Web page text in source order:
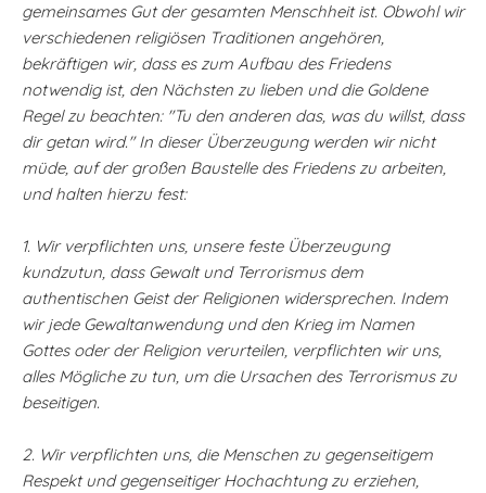
gemeinsames Gut der gesamten Menschheit ist. Obwohl wir
verschiedenen religiösen Traditionen angehören,
bekräftigen wir, dass es zum Aufbau des Friedens
notwendig ist, den Nächsten zu lieben und die Goldene
Regel zu beachten: "Tu den anderen das, was du willst, dass
dir getan wird." In dieser Überzeugung werden wir nicht
müde, auf der großen Baustelle des Friedens zu arbeiten,
und halten hierzu fest:
1. Wir verpflichten uns, unsere feste Überzeugung
kundzutun, dass Gewalt und Terrorismus dem
authentischen Geist der Religionen widersprechen. Indem
wir jede Gewaltanwendung und den Krieg im Namen
Gottes oder der Religion verurteilen, verpflichten wir uns,
alles Mögliche zu tun, um die Ursachen des Terrorismus zu
beseitigen.
2. Wir verpflichten uns, die Menschen zu gegenseitigem
Respekt und gegenseitiger Hochachtung zu erziehen,